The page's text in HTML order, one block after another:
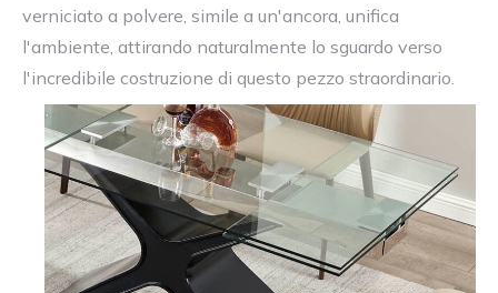
verniciato a polvere, simile a un'ancora, unifica
l'ambiente, attirando naturalmente lo sguardo verso
l'incredibile costruzione di questo pezzo straordinario.